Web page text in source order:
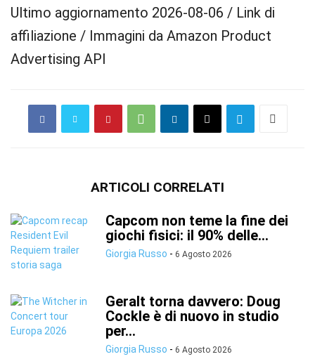
Ultimo aggiornamento 2026-08-06 / Link di
affiliazione / Immagini da Amazon Product
Advertising API
ARTICOLI CORRELATI
Capcom non teme la fine dei
giochi fisici: il 90% delle...
Giorgia Russo - 6 Agosto 2026
Geralt torna davvero: Doug
Cockle è di nuovo in studio
per...
Giorgia Russo - 6 Agosto 2026